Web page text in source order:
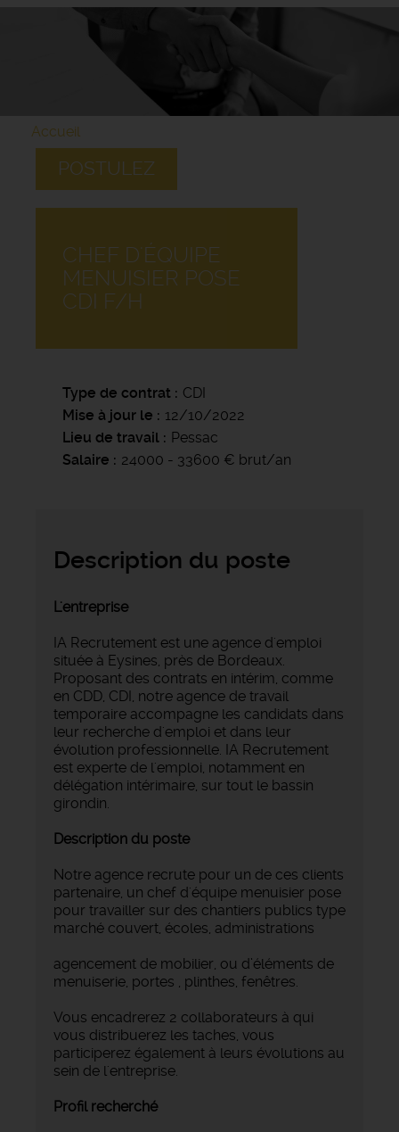
Accueil
POSTULEZ
CHEF D'ÉQUIPE
MENUISIER POSE
CDI F/H
Type de contrat
CDI
Mise à jour le
12/10/2022
Lieu de travail
Pessac
Salaire
24000 - 33600 € brut/an
Description du poste
L'entreprise
IA Recrutement est une agence d'emploi
située à Eysines, près de Bordeaux.
Proposant des contrats en intérim, comme
en CDD, CDI, notre agence de travail
temporaire accompagne les candidats dans
leur recherche d'emploi et dans leur
évolution professionnelle. IA Recrutement
est experte de l'emploi, notamment en
délégation intérimaire, sur tout le bassin
girondin.
Description du poste
Notre agence recrute pour un de ces clients
partenaire, un chef d'équipe menuisier pose
pour travailler sur des chantiers publics type
marché couvert, écoles, administrations
agencement de mobilier, ou d’éléments de
menuiserie, portes , plinthes, fenêtres.
Vous encadrerez 2 collaborateurs à qui
vous distribuerez les taches, vous
participerez également à leurs évolutions au
sein de l'entreprise.
Profil recherché